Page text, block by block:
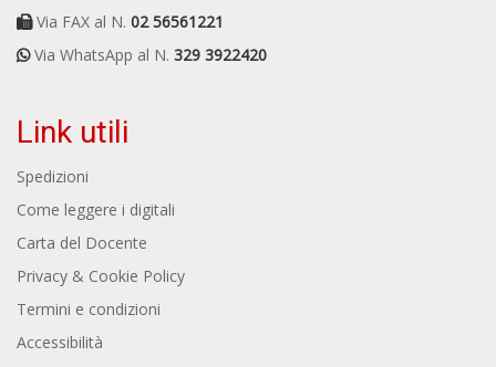
Via FAX al N. 02 56561221
Via WhatsApp al N. 329 3922420
Link utili
Spedizioni
Come leggere i digitali
Carta del Docente
Privacy & Cookie Policy
Termini e condizioni
Accessibilità